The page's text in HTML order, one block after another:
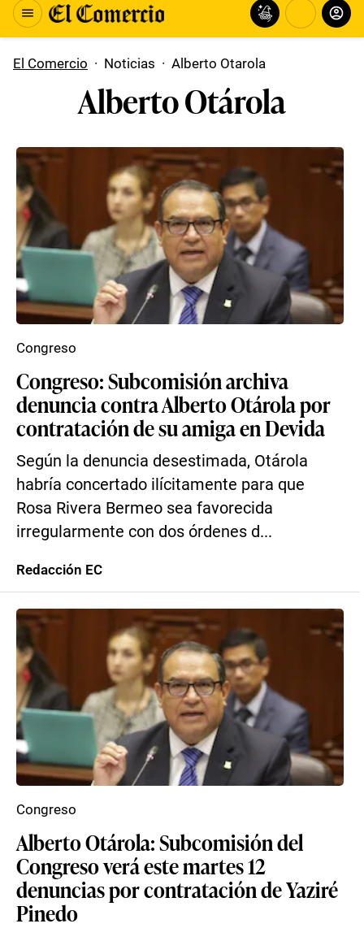
El Comercio · Noticias · Alberto Otarola
Alberto Otárola
Congreso: Subcomisión archiva
denuncia contra Alberto Otárola por
contratación de su amiga en Devida
Según la denuncia desestimada, Otárola
habría concertado ilícitamente para que
Rosa Rivera Bermeo sea favorecida
irregularmente con dos órdenes d...
Congreso
Redacción EC
Alberto Otárola: Subcomisión del
Congreso verá este martes 12
denuncias por contratación de Yaziré
Pinedo
Congreso